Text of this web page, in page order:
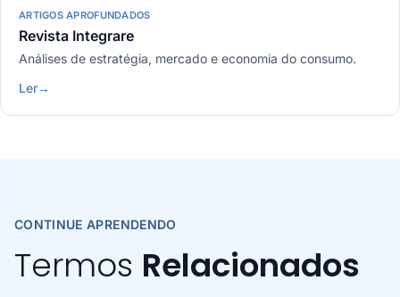
ARTIGOS APROFUNDADOS
Revista Integrare
Análises de estratégia, mercado e economia do consumo.
Ler→
CONTINUE APRENDENDO
Termos Relacionados